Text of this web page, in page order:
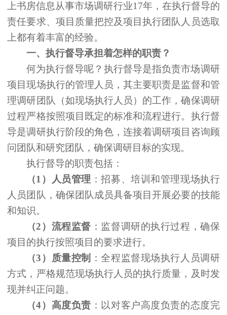
上书房信息从事市场调研行业17年，在执行督导的
责任要求、项目质量把控及项目执行团队人员选取
上都有着丰富的经验。
一、 执行督导承担着怎样的职责？
何为执行督导呢？执行督导是指负责市场调研
项目现场执行的管理人员，其主要职责是监督和管
理调研团队（如现场执行人员）的工作，确保调研
过程严格按照项目既定的标准和流程进行。执行督
导是调研执行阶段的角色，连接着调研项目咨询顾
问团队和研究团队，确保调研目标的实现。
执行督导的职责包括：
（1）人员管理 ：招募、培训和管理现场执行
人员团队，确保团队成员具备项目开展必要的技能
和知识。
（2）流程监督 ：监督调研的执行过程，确保
项目的执行按照项目的要求进行。
（3）质量控制
：全程监督现场执行人员调研
方式，严格规范现场执行人员的执行质量，及时发
现并纠正问题。
（4）高度负责 ：以对客户高度负责的态度完